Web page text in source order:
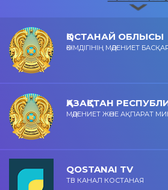
ҚОСТАНАЙ ОБЛЫСЫ
ӘКІМДІГІНІҢ МӘДЕНИЕТ
ҚАЗАҚСТАН
МӘДЕНИЕТ ЖӘНЕ АҚПАРАТ
QOSTANAI TV
ТВ КАНАЛ КОСТАНАЯ